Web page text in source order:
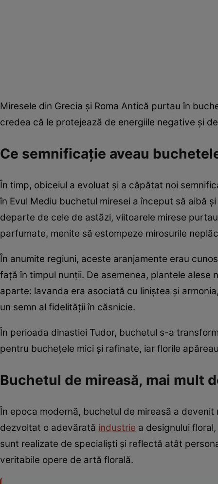
Miresele din Grecia și Roma Antică purtau în
credea că le protejează de energiile negative și
Ce semnificație aveau
În timp, obiceiul a evoluat și a căpătat noi
în Evul Mediu buchetul miresei a început să aibă
departe de cele de astăzi, viitoarele mirese
parfumate, menite să estompeze mirosurile
În anumite regiuni, aceste aranjamente erau
față în timpul nunții. De asemenea, plantele
aparte: lavanda era asociată cu liniștea și
un semn al fidelității în căsnicie.
În perioada dinastiei Tudor, buchetul s-a
pentru buchețele mici și rafinate, iar florile
Buchetul de mireasă, mai mult
În epoca modernă, buchetul de mireasă a
dezvoltat o adevărată industrie a designului
sunt realizate de specialiști și reflectă atât
veritabile opere de artă florală.